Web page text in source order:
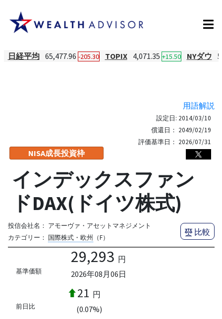
日経平均 65,477.96 -205.30 TOPIX 4,071.35 +15.50 NYダウ
用語解説
NISA成長投資枠
設定日: 2014/03/10
償還日： 2049/02/19
評価基準日： 2026/07/31
インデックスファン
ドDAX(ドイツ株式)
投信会社名： アモーヴァ・アセットマネジメント
カテゴリー： 国際株式・欧州 （F）
比較
基準価額
29,293 円
2026年08月06日
前日比
21 円
(0.07%)